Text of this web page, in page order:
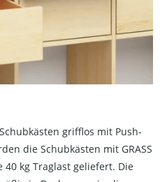
grifflos mit Push-
die Schubkästen mit GRASS
40 kg Traglast geliefert. Die